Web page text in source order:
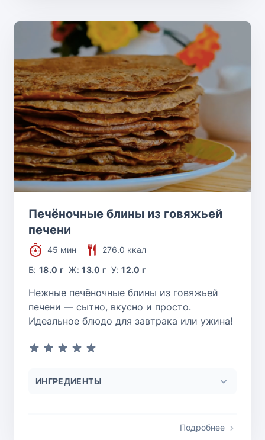
Печёночные блины из говяжьей
печени
45 мин
276.0 ккал
Б:18.0 г Ж:13.0 г У:12.0 г
Нежные печёночные блины из говяжьей
печени — сытно, вкусно и просто.
Идеальное блюдо для завтрака или ужина!
ИНГРЕДИЕНТЫ
Подробнее